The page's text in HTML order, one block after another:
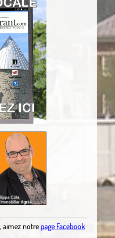
, aimez notre page Facebook